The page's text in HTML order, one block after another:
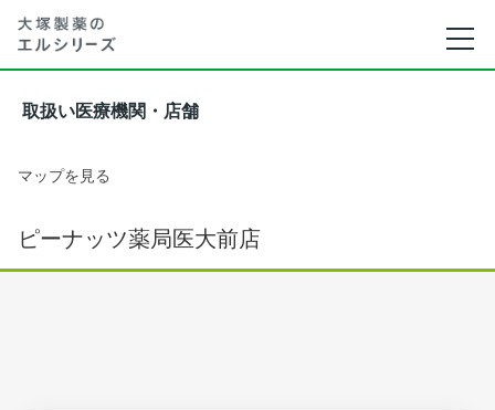
取扱い医療機関・店舗
マップを見る
ピーナッツ薬局医大前店